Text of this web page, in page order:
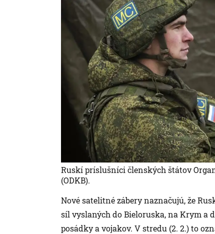
Ruskí príslušníci členských štátov
(ODKB).
Nové satelitné zábery naznačujú, že
síl vyslaných do Bieloruska, na Krym a
posádky a vojakov. V stredu (2. 2.) to